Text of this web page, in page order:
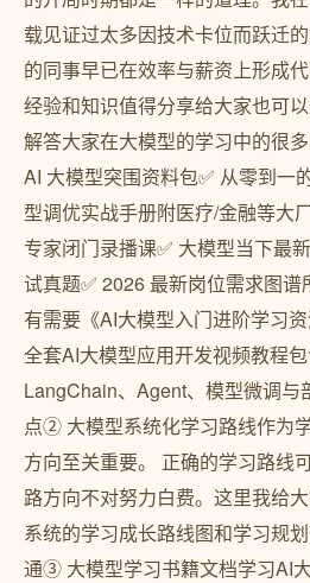
载见证过太多因技术卡位而跃迁
的同事早已在效率与薪资上形成
经验和知识值得分享给大家也可
解答大家在大模型的学习中的很
AI 大模型突围资料包✅ 从零到一
型调优实战手册附医疗/金融等大
专家闭门录播课✅ 大模型当下最
试真题✅ 2026 最新岗位需求图谱
有需要《AI大模型入门进阶学习
全套AI大模型应用开发视频教程包
LangChain、Agent、模型微调
点② 大模型系统化学习路线作为
方向至关重要。 正确的学习路线
路方向不对努力白费。这里我给
系统的学习成长路线图和学习规
通③ 大模型学习书籍文档学习AI